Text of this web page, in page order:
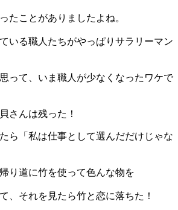
たことがありましたよね。
いる職人たちがやっぱりサラリーマン
って、いま職人が少なくなったワケで
さんは残った！
ら「私は仕事として選んだだけじゃな
り道に竹を使って色んな物を
、それを見たら竹と恋に落ちた！